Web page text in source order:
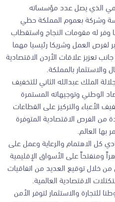
الذي يصل عدد مؤسساته
120 ألف مؤسسة وشركة بعموم المملكة حظي
ما وفر له مقومات النجاح واستقطاب
لفرص العمل وشريكا رئيسيا مهما
تعزيز علاقات الأردن الاقتصادية
والاستثمار بالمملكة.
الملك عبدالله الثاني للتخفيف
الوطني وتوجيهاته المستمرة
الأعباء والتركيز على القطاعات
من الفرص الاقتصادية المتوفرة
بها العالم.
كل الاهتمام والرعاية وعمل على
ومنفتحاً على الأسواق الإقليمية
من خلال توقيع العديد من اتفاقيات
الاقتصادية العالمية.
للتجارة والاستثمار لتوفر الأمن